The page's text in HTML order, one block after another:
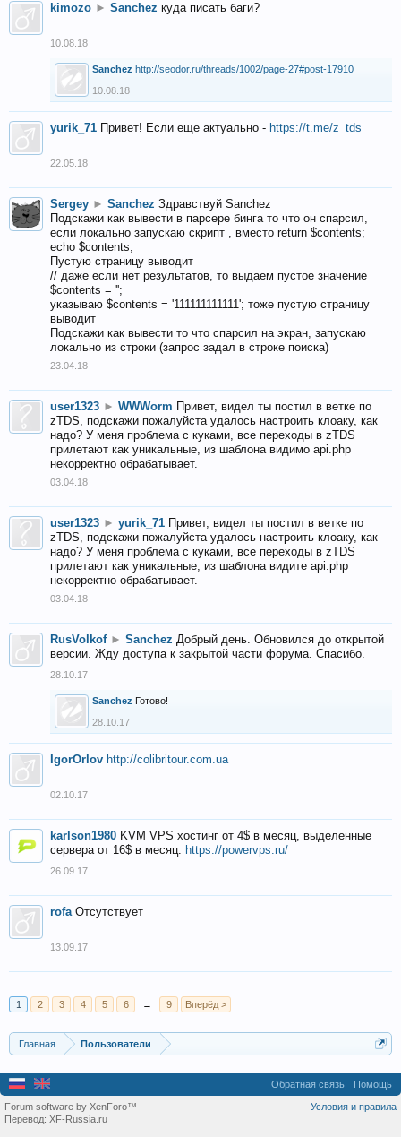
kimozo ► Sanchez куда писать баги?
10.08.18
Sanchez http://seodor.ru/threads/1002/page-27#post-17910
10.08.18
yurik_71 Привет! Если еще актуально - https://t.me/z_tds
22.05.18
Sergey ► Sanchez Здравствуй Sanchez
Подскажи как вывести в парсере бинга то что он спарсил,
если локально запускаю скрипт , вместо return $contents;
echo $contents;
Пустую страницу выводит
// даже если нет результатов, то выдаем пустое значение
$contents = '';
указываю $contents = '111111111111'; тоже пустую страницу
выводит
Подскажи как вывести то что спарсил на экран, запускаю
локально из строки (запрос задал в строке поиска)
23.04.18
user1323 ► WWWorm Привет, видел ты постил в ветке по
zTDS, подскажи пожалуйста удалось настроить клоаку, как
надо? У меня проблема с куками, все переходы в zTDS
прилетают как уникальные, из шаблона видимо api.php
некорректно обрабатывает.
03.04.18
user1323 ► yurik_71 Привет, видел ты постил в ветке по
zTDS, подскажи пожалуйста удалось настроить клоаку, как
надо? У меня проблема с куками, все переходы в zTDS
прилетают как уникальные, из шаблона видите api.php
некорректно обрабатывает.
03.04.18
RusVolkof ► Sanchez Добрый день. Обновился до открытой
версии. Жду доступа к закрытой части форума. Спасибо.
28.10.17
Sanchez Готово!
28.10.17
IgorOrlov http://colibritour.com.ua
02.10.17
karlson1980 KVM VPS хостинг от 4$ в месяц, выделенные
сервера от 16$ в месяц. https://powervps.ru/
26.09.17
rofa Отсутствует
13.09.17
1 2 3 4 5 6 → 9 Вперёд >
Главная Пользователи
Обратная связь Помощь
Условия и правила
Forum software by XenForo™
Перевод: XF-Russia.ru